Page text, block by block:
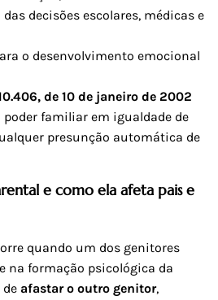
decisões escolares, médicas e
o desenvolvimento emocional
de 10 de janeiro de 2002
poder familiar em igualdade de
presunção automática de
e como ela afeta pais e
quando um dos genitores
na formação psicológica da
afastar o outro genitor,